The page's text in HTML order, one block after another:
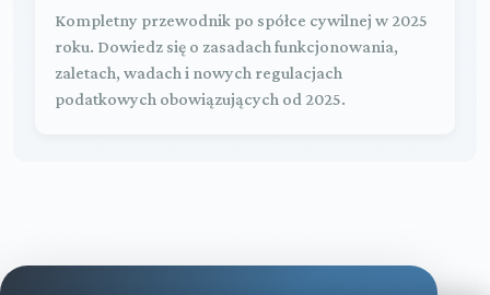
Kompletny przewodnik po spółce cywilnej w 2025
roku. Dowiedz się o zasadach funkcjonowania,
zaletach, wadach i nowych regulacjach
podatkowych obowiązujących od 2025.